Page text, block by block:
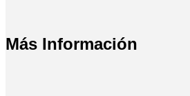
Más Información